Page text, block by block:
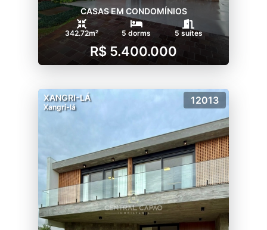
CASAS EM CONDOMÍNIOS
342.72m² 5 dorms 5 suítes
R$ 5.400.000
XANGRI-LÁ
Xangri-lá
12013